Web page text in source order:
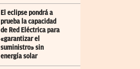
El eclipse pondrá a
prueba la capacidad
de Red Eléctrica para
«garantizar el
suministro» sin
energía solar